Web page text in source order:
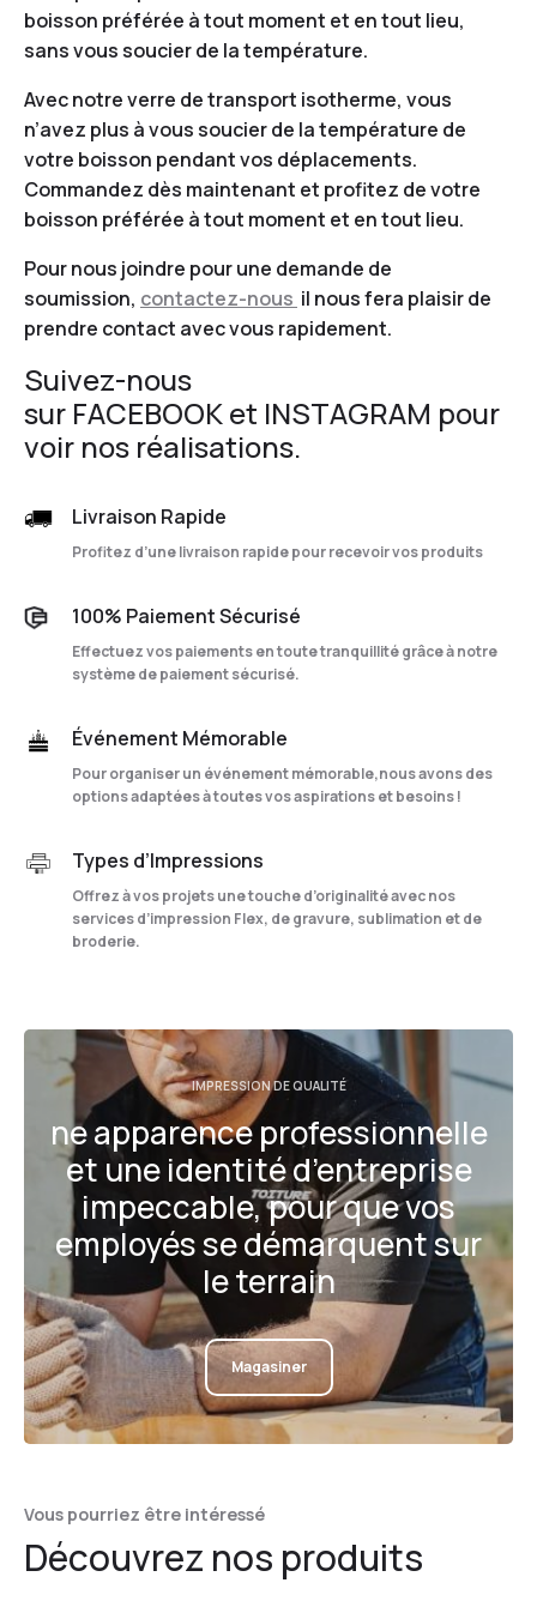
boisson préférée à tout moment et en tout lieu,
sans vous soucier de la température.
Avec notre verre de transport isotherme, vous
n’avez plus à vous soucier de la température de
votre boisson pendant vos déplacements.
Commandez dès maintenant et profitez de votre
boisson préférée à tout moment et en tout lieu.
Pour nous joindre pour une demande de
soumission, contactez-nous il nous fera plaisir de
prendre contact avec vous rapidement.
Suivez-nous
sur FACEBOOKet INSTAGRAM pour
voir nos réalisations.
Livraison Rapide
Profitez d’une livraison rapide pour recevoir vos produits
100% Paiement Sécurisé
Effectuez vos paiements en toute tranquillité grâce à notre
système de paiement sécurisé.
Événement Mémorable
Pour organiser un événement mémorable,nous avons des
options adaptées à toutes vos aspirations et besoins !
Types d’Impressions
Offrez à vos projets une touche d’originalité avec nos
services d’impression Flex, de gravure, sublimation et de
broderie.
IMPRESSION DE QUALITÉ
ne apparence professionnelle
et une identité d’entreprise
impeccable, pour que vos
employés se démarquent sur
le terrain
Magasiner
Vous pourriez être intéressé
Découvrez nos produits